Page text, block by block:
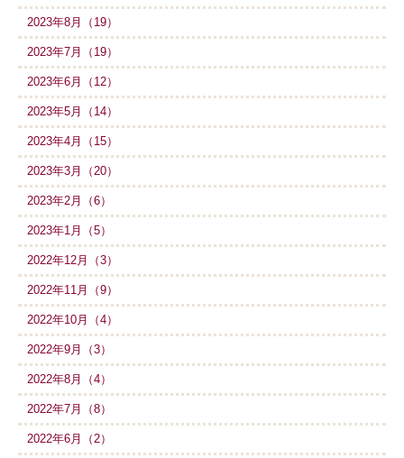
2023年8月（19）
2023年7月（19）
2023年6月（12）
2023年5月（14）
2023年4月（15）
2023年3月（20）
2023年2月（6）
2023年1月（5）
2022年12月（3）
2022年11月（9）
2022年10月（4）
2022年9月（3）
2022年8月（4）
2022年7月（8）
2022年6月（2）